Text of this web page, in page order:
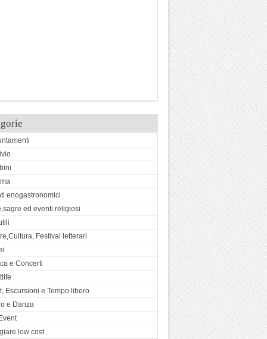
enogastronomici
ed eventi religiosi
Festival letterari
e Concerti
Escursioni e Tempo libero
e Danza
low cost